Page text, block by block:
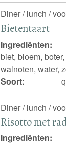
Diner / lunch /
Bietentaart
Ingrediënten:
biet, bloem,
walnoten, water,
Soort:
Diner / lunch /
Risotto met
Ingrediënten: